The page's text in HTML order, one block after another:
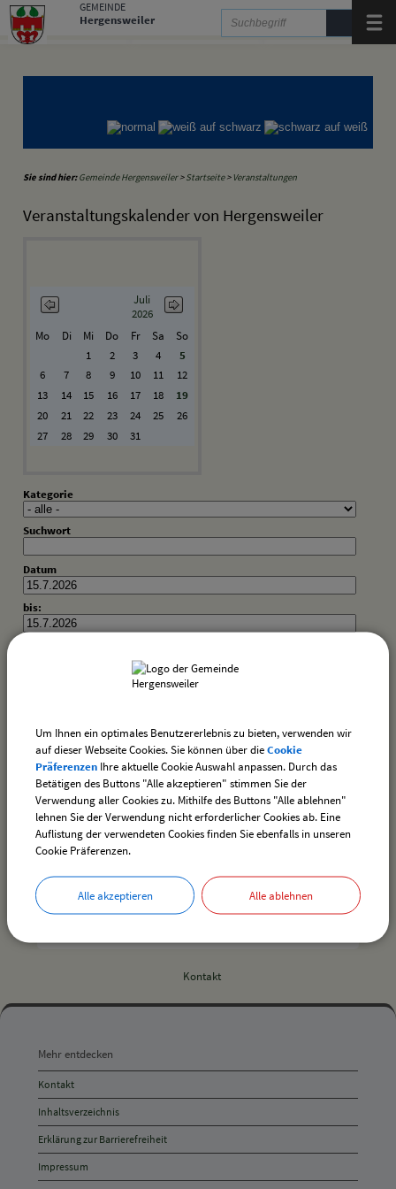
Zum Inhalt zur Navigation springen.
GEMEINDE
Hergensweiler
Gemeinde Hergensweiler Gemeinde Sigmarszell Gemeinde Weißensberg
Sie sind hier: Gemeinde Hergensweiler>Startseite> Veranstaltungen
Veranstaltungskalender von Hergensweiler
Juli
2026
Mo
Di Mi Do Fr Sa
So
1
2 3 4
5
6
7 8 9 10 11
12
13
14 15 16 17 18
19
20
21 22 23 24 25
26
27
28 29 30 31
Kategorie
Suchwort
Datum
bis:
drucken
Kontakt
entdecken,
Öffnungszeiten
und
Anschrift
und
Kontakt
Mehr entdecken
Kontakt
Inhaltsverzeichnis
Erklärung zur Barrierefreiheit
Impressum
Um Ihnen ein optimales Benutzererlebnis zu bieten, verwenden wir
auf dieser Webseite Cookies. Sie können über dieCookie
Präferenzen Ihre aktuelle Cookie Auswahl anpassen. Durch das
Betätigen des Buttons "Alle akzeptieren" stimmen Sie der
Verwendung aller Cookies zu. Mithilfe des Buttons "Alle ablehnen"
lehnen Sie der Verwendung nicht erforderlicher Cookies ab. Eine
Auflistung der verwendeten Cookies finden Sie ebenfalls in unseren
Cookie Präferenzen.
Alle akzeptieren Alle ablehnen